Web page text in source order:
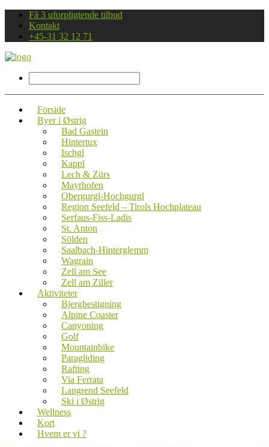
Få 3 uforpligtende tilbud
Kontakt
+45-31 32 12 71
Forside
Byer i Østrig
Bad Gastein
Hintertux
Ischgl
Kappl
Lech & Zürs
Mayrhofen
Obergurgl-Hochgurgl
Region Seefeld – Tirols Hochplateau
Serfaus-Fiss-Ladis
St. Anton
Sölden
Saalbach-Hinterglemm
Wagrain
Zell am See
Zell am Ziller
Aktiviteter
Bjergbestigning
Alpine Coaster
Canyoning
Golf
Mountainbike
Paragliding
Rafting
Via Ferrata
Langrend Seefeld
Ski i Østrig
Wellness
Kort
Hvem er vi ?